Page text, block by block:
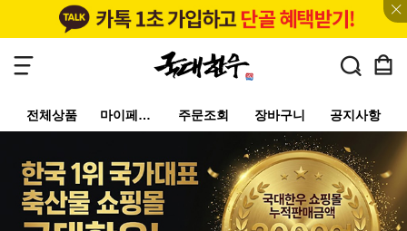
전체상품 마이페이지 주문조회 장바구니 공지사항